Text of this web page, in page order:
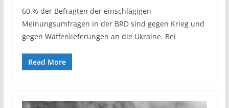
60 % der Befragten der einschlägigen
Meinungsumfragen in der BRD sind gegen Krieg und
gegen Waffenlieferungen an die Ukraine. Bei
Read More